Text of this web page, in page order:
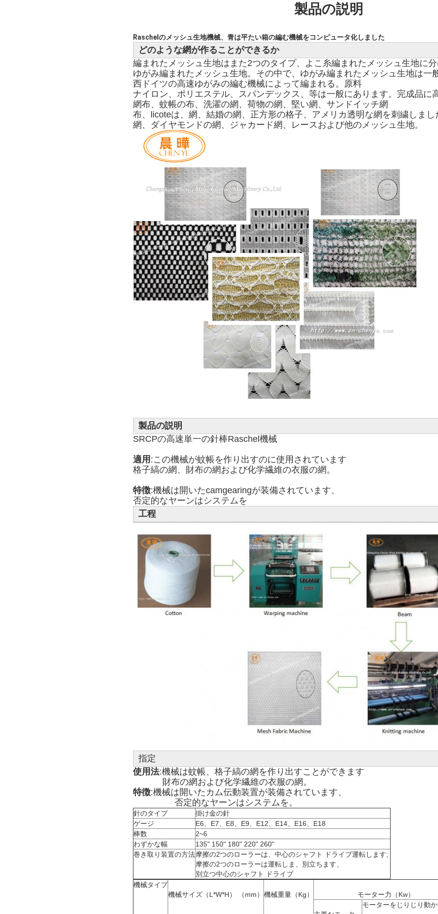
製品の説明
Raschelのメッシュ生地機械、青は平たい箱の編む機械をコンピュータ化しました
どのような網が作ることができるか
編まれたメッシュ生地はまた2つのタイプ、よこ糸編まれたメッシュ生地に
ゆがみ編まれたメッシュ生地。その中で、ゆがみ編まれたメッシュ生地は一
西ドイツの高速ゆがみの編む機械によって編まれる。原料
ナイロン、ポリエステル、スパンデックス、等は一般にあります。完成品
網布、蚊帳の布、洗濯の網、荷物の網、堅い網、サンドイッチ網
布、licoteは、網、結婚の網、正方形の格子、アメリカ透明な網を刺繍しま
網、ダイヤモンドの網、ジャカード網、レースおよび他のメッシュ生地。
製品の説明
SRCPの高速単一の針棒Raschel機械
適用 :この機械が蚊帳を作り出すのに使用されています
格子縞の網、財布の網および化学繊維の衣服の網。
特徴:機械は開いたcamgearingが装備されています、
否定的なヤーンはシステムを
工程
指定
使用法:機械は蚊帳、格子縞の網を作り出すことができます
特徴:機械は開いたカム伝動装置が装備されています、
                 否定的なヤーンはシステムを。
針のタイプ
掛け金の針
ゲージ
E6、E7、E8、E9、E12、E14、E16、E18
棒数
2~6
わずかな幅
135" 150" 180" 220" 260"
巻き取り装置の方法摩擦の2つのローラーは、中心のシャフト ドライブ運転します;
摩擦の2つのローラーは運転しま、別立ちます、
別立つ中心のシャフト ドライブ
モーターをじりじり動